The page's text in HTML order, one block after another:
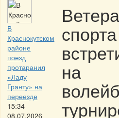
В
Краснокутском
районе
поезд
протаранил
«Ладу
Гранту» на
переезде
15:34
08.07.2026
спорта
на